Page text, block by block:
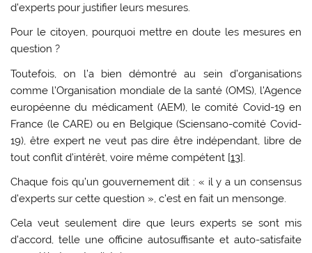
d’experts pour justifier leurs mesures.
Pour le citoyen, pourquoi mettre en doute les mesures en
question ?
Toutefois, on l’a bien démontré au sein d’organisations
comme l’Organisation mondiale de la santé (OMS), l’Agence
européenne du médicament (AEM), le comité Covid-19 en
France (le CARE) ou en Belgique (Sciensano-comité Covid-
19), être expert ne veut pas dire être indépendant, libre de
tout conflit d’intérêt, voire même compétent [13].
Chaque fois qu’un gouvernement dit : « il y a un consensus
d’experts sur cette question », c’est en fait un mensonge.
Cela veut seulement dire que leurs experts se sont mis
d’accord, telle une officine autosuffisante et auto-satisfaite